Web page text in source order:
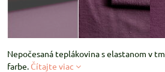
Nepočesaná teplákovina s elastanom v
farbe. Čítajte viac